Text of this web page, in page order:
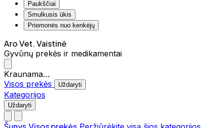
Paukščiai
Smulkusis ūkis
Priemonės nuo kenkėjų
Aro Vet. Vaistinė
Gyvūnų prekės ir medikamentai
Kraunama…
Visos prekės
Uždaryti
Kategorijos
Uždaryti